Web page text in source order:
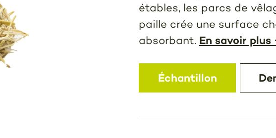
étables, les parcs de
paille crée une surface
absorbant. En savoir plus
Échantillon